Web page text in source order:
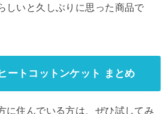
しいと久しぶりに思った商品で
ートコットンケット まとめ
に住んでいる方は、ぜひ試してみ